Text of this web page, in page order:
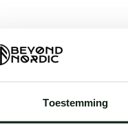
Toestemming